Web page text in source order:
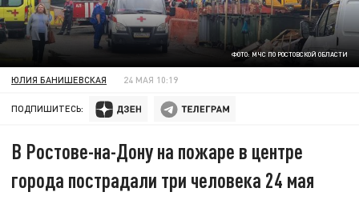
ФОТО: МЧС ПО РОСТОВСКОЙ ОБЛАСТИ
ЮЛИЯ БАНИШЕВСКАЯ 24 МАЯ 10:19
ПОДПИШИТЕСЬ:
В Ростове-на-Дону на пожаре в центре
города пострадали три человека 24 мая